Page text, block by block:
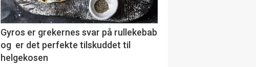
11
Dagens
rett
Gyros er grekernes svar på rullekebab
og er det perfekte tilskuddet til
helgekosen